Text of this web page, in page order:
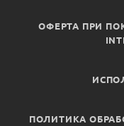
ОФЕРТА ПРИ
ПОЛИТИКА